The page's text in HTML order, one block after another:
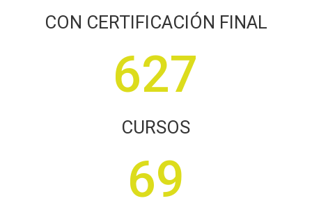
CON CERTIFICACIÓN FINAL
627
CURSOS
69